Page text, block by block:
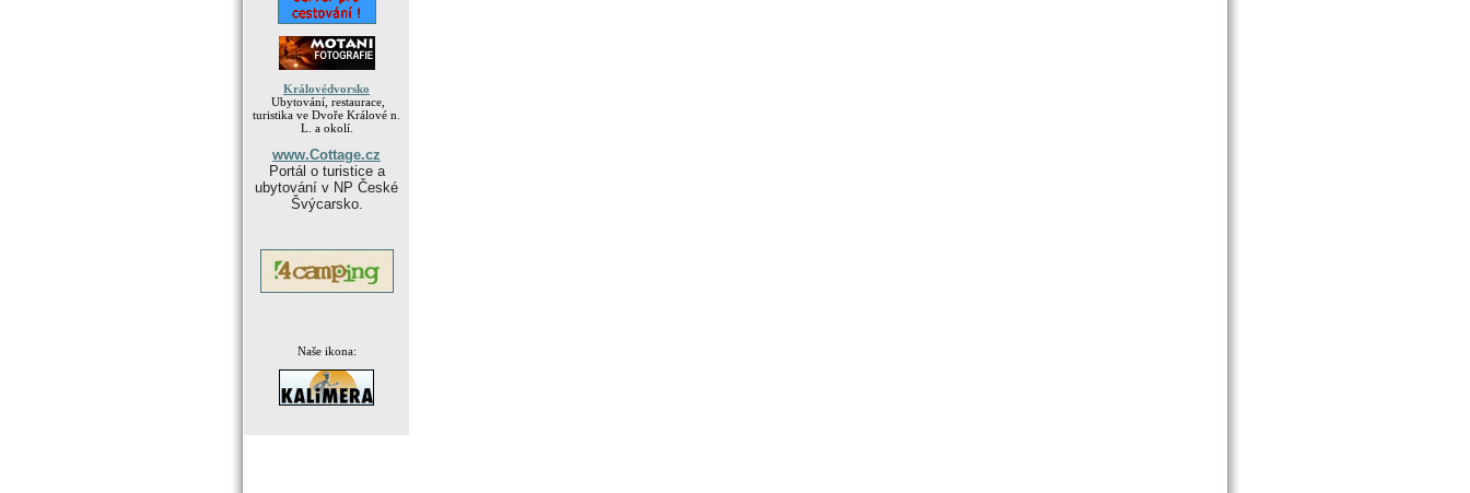
Královédvorsko
Ubytování, restaurace,
turistika ve Dvoře Králové n.
L. a okolí.
www.Cottage.cz
Portál o turistice a
ubytování v NP České
Švýcarsko.
Naše ikona: